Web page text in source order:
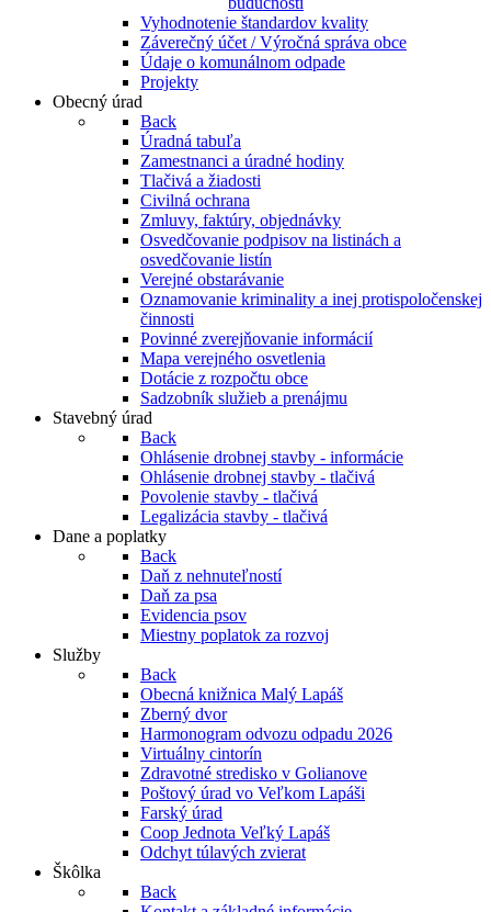
Vyhodnotenie štandardov kvality
Záverečný účet / Výročná správa obce
Údaje o komunálnom odpade
Projekty
Obecný úrad
Back
Úradná tabuľa
Zamestnanci a úradné hodiny
Tlačivá a žiadosti
Civilná ochrana
Zmluvy, faktúry, objednávky
Osvedčovanie podpisov na listinách a
osvedčovanie listín
Verejné obstarávanie
Oznamovanie kriminality a inej protispoločenskej
činnosti
Povinné zverejňovanie informácií
Mapa verejného osvetlenia
Dotácie z rozpočtu obce
Sadzobník služieb a prenájmu
Stavebný úrad
Back
Ohlásenie drobnej stavby - informácie
Ohlásenie drobnej stavby - tlačivá
Povolenie stavby - tlačivá
Legalizácia stavby - tlačivá
Dane a poplatky
Back
Daň z nehnuteľností
Daň za psa
Evidencia psov
Miestny poplatok za rozvoj
Služby
Back
Obecná knižnica Malý Lapáš
Zberný dvor
Harmonogram odvozu odpadu 2026
Virtuálny cintorín
Zdravotné stredisko v Golianove
Poštový úrad vo Veľkom Lapáši
Farský úrad
Coop Jednota Veľký Lapáš
Odchyt túlavých zvierat
Škôlka
Back